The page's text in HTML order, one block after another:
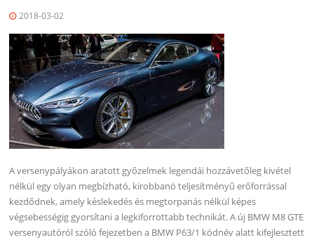
2018-03-02
A versenypályákon aratott győzelmek legendái hozzávetőleg kivétel
nélkül egy olyan megbízható, kirobbanó teljesítményű erőforrással
kezdődnek, amely késlekedés és megtorpanás nélkül képes
végsebességig gyorsítani a legkiforrottabb technikát. A új BMW M8 GTE
versenyautóról szóló fejezetben a BMW P63/1 kódnév alatt kifejlesztett